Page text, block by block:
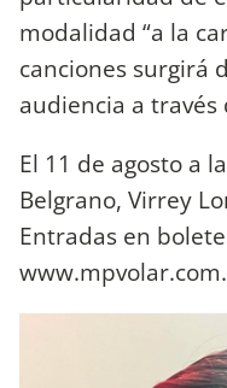
modalidad “a la
canciones surgirá
audiencia a
El 11 de agosto a
Belgrano, Virrey
Entradas en